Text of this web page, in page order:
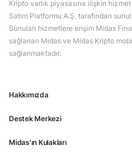
Hakkımızda
Destek Merkezi
Midas'ın Kulakları
Kripto varlık piyasasına ilişkin
Satım Platformu A.Ş. tarafından
Sunulan hizmetlere erişim Midas
sağlanan Midas ve Midas Kripto
sağlanmaktadır.